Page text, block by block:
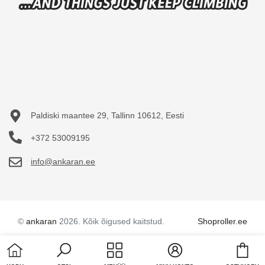
Paldiski maantee 29, Tallinn 10612, Eesti
+372 53009195
info@ankaran.ee
© ankaran 2026. Kõik õigused kaitstud. Shoproller.ee